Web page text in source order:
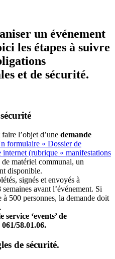
un événement
les étapes à suivre
et de sécurité.
l’objet d’une demande
formulaire « Dossier de
internet (rubrique « manifestations
matériel communal, un
disponible.
signés et envoyés à
avant l’événement. Si
à 500 personnes, la demande doit
‘events’ de
58.01.06.
de sécurité.